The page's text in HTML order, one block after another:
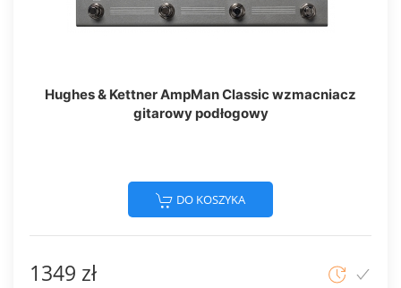
Hughes & Kettner AmpMan Classic wzmacniacz
gitarowy podłogowy
DO KOSZYKA
1349 zł